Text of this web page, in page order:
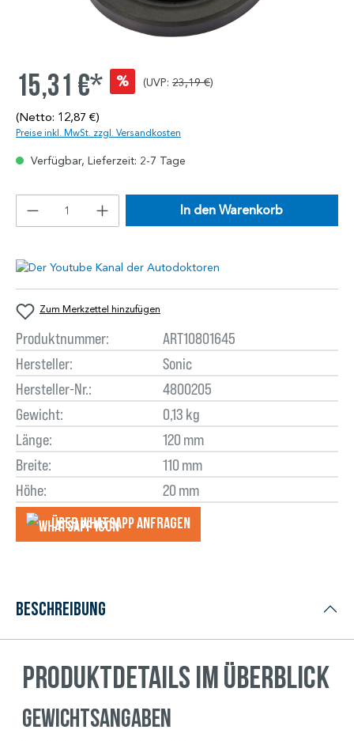
15,31 €* % (UVP: 23,19 €)
(Netto: 12,87 €)
Preise inkl. MwSt. zzgl. Versandkosten
Verfügbar, Lieferzeit: 2-7 Tage
In den Warenkorb
Zum Merkzettel hinzufügen
Produktnummer:
ART10801645
Hersteller:
Sonic
Hersteller-Nr.:
4800205
Gewicht:
0,13 kg
Länge:
120 mm
Breite:
110 mm
Höhe:
20 mm
Über WhatsApp anfragеn
Beschreibung
Produktdetails im Überblick
Gewichtsangaben